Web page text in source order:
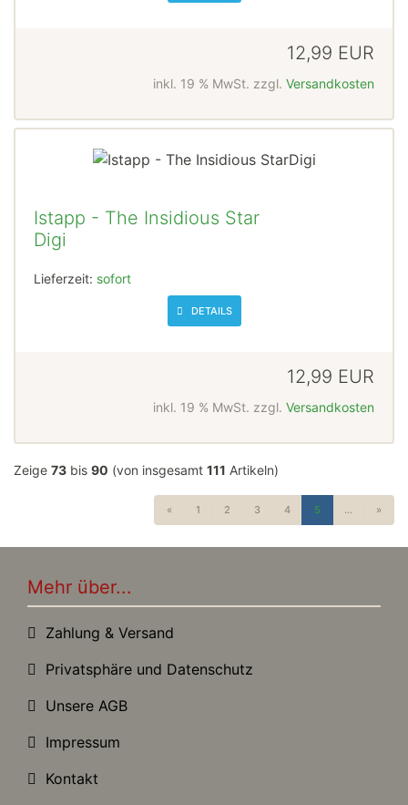
12,99 EUR
inkl. 19 % MwSt. zzgl. Versandkosten
Istapp - The Insidious Star
Digi
Lieferzeit: sofort
DETAILS
12,99 EUR
inkl. 19 % MwSt. zzgl. Versandkosten
Zeige 73 bis 90 (von insgesamt 111 Artikeln)
« 1 2 3 4 5 ... »
Mehr über...
Zahlung & Versand
Privatsphäre und Datenschutz
Unsere AGB
Impressum
Kontakt